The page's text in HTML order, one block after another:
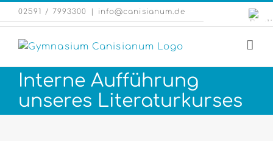
Zum
Inhalt
springen
02591 / 7993300 info@canisianum.de
Interne Aufführung
unseres Literaturkurses